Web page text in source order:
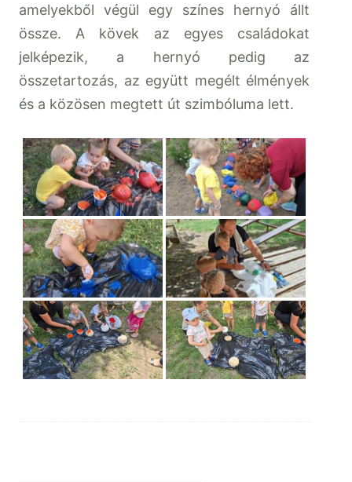
amelyekből végül egy színes hernyó állt
össze. A kövek az egyes családokat
jelképezik, a hernyó pedig az
összetartozás, az együtt megélt élmények
és a közösen megtett út szimbóluma lett.